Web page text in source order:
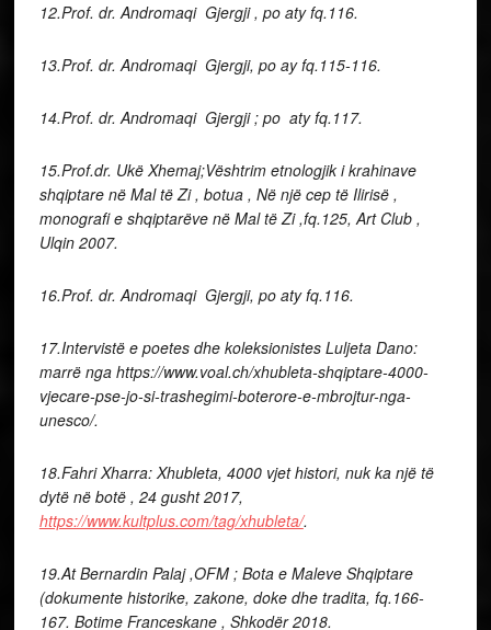
12.Prof. dr. Andromaqi Gjergji , po aty fq.116.
13.Prof. dr. Andromaqi Gjergji, po ay fq.115-116.
14.Prof. dr. Andromaqi Gjergji ; po aty fq.117.
15.Prof.dr. Ukë Xhemaj;Vështrim etnologjik i krahinave
shqiptare në Mal të Zi , botua , Në një cep të Ilirisë ,
monografi e shqiptarëve në Mal të Zi ,fq.125, Art Club ,
Ulqin 2007.
16.Prof. dr. Andromaqi Gjergji, po aty fq.116.
17.Intervistë e poetes dhe koleksionistes Luljeta Dano:
marrë nga https://www.voal.ch/xhubleta-shqiptare-4000-
vjecare-pse-jo-si-trashegimi-boterore-e-mbrojtur-nga-
unesco/.
18.Fahri Xharra: Xhubleta, 4000 vjet histori, nuk ka një të
dytë në botë , 24 gusht 2017,
https://www.kultplus.com/tag/xhubleta/.
19.At Bernardin Palaj ,OFM ; Bota e Maleve Shqiptare
(dokumente historike, zakone, doke dhe tradita, fq.166-
167. Botime Franceskane , Shkodër 2018.